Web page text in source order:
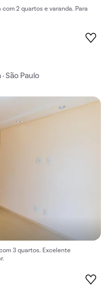
2 quartos e varanda. Para
São Paulo
3 quartos. Excelente